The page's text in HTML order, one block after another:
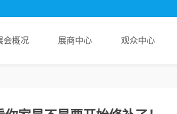
会概况 展商中心 观众中心
8000+展商名单